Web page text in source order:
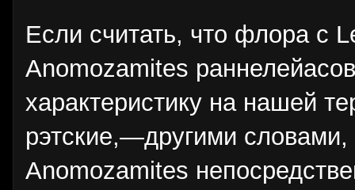
Если считать, что флора с
Anomozamites
характеристику на нашей
рэтские,—другими
Anomozamites